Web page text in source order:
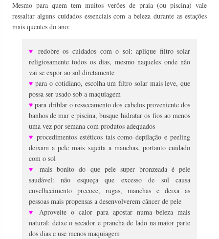
Mesmo para quem tem muitos verões de praia (ou piscina) vale
ressaltar alguns cuidados essenciais com a beleza durante as estações
mais quentes do ano:
♥ redobre os cuidados com o sol: aplique filtro solar
religiosamente todos os dias, mesmo naqueles onde não
vai se expor ao sol diretamente
♥para o cotidiano, escolha um filtro solar mais leve, que
possa ser usado sob a maquiagem
♥para driblar o ressecamento dos cabelos proveniente dos
banhos de mar e piscina, busque hidratar os fios ao menos
uma vez por semana com produtos adequados
♥ procedimentos estéticos tais como depilação e peeling
deixam a pele mais sujeita a manchas, portanto cuidado
com o sol
♥mais bonito do que pele super bronzeada é pele
saudável: não esqueça que excesso de sol causa
envelhecimento precoce, rugas, manchas e deixa as
pessoas mais propensas a desenvolverem câncer de pele
♥Aproveite o calor para apostar numa beleza mais
natural: deixe o secador e prancha de lado na maior parte
dos dias e use menos maquiagem